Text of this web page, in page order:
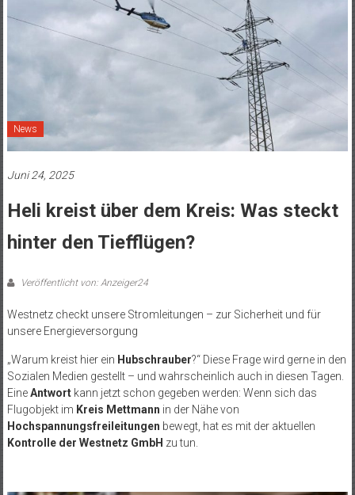
News
Juni 24, 2025
Heli kreist über dem Kreis: Was steckt
hinter den Tiefflügen?
Veröffentlicht von: Anzeiger24
Westnetz checkt unsere Stromleitungen – zur Sicherheit und für
unsere Energieversorgung
„Warum kreist hier ein Hubschrauber?“ Diese Frage wird gerne in den
Sozialen Medien gestellt – und wahrscheinlich auch in diesen Tagen.
EineAntwortkann jetzt schon gegeben werden: Wenn sich das
Flugobjekt im Kreis Mettmann in der Nähe von
Hochspannungsfreileitungen bewegt, hat es mit der aktuellen
Kontrolle der Westnetz GmbH zu tun.